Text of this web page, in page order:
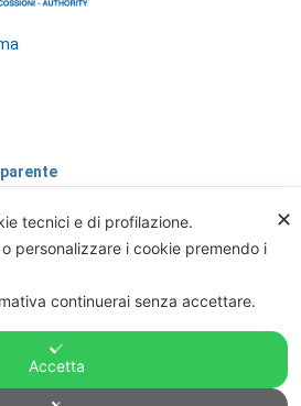
di dati
✕
tecnici e di profilazione.
personalizzare i cookie premendo i
continuerai senza accettare.
Accetta